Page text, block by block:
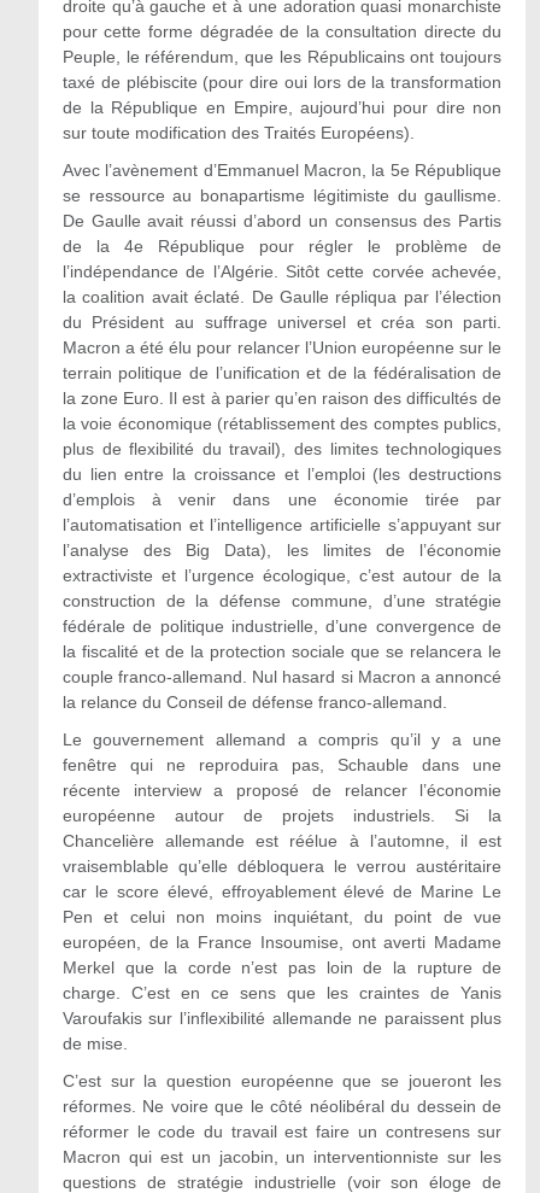
droite qu’à gauche et à une adoration quasi monarchiste
pour cette forme dégradée de la consultation directe du
Peuple, le référendum, que les Républicains ont toujours
taxé de plébiscite (pour dire oui lors de la transformation
de la République en Empire, aujourd’hui pour dire non
sur toute modification des Traités Européens).
Avec l’avènement d’Emmanuel Macron, la 5e République
se ressource au bonapartisme légitimiste du gaullisme.
De Gaulle avait réussi d’abord un consensus des Partis
de la 4e République pour régler le problème de
l’indépendance de l’Algérie. Sitôt cette corvée achevée,
la coalition avait éclaté. De Gaulle répliqua par l’élection
du Président au suffrage universel et créa son parti.
Macron a été élu pour relancer l’Union européenne sur le
terrain politique de l’unification et de la fédéralisation de
la zone Euro. Il est à parier qu’en raison des difficultés de
la voie économique (rétablissement des comptes publics,
plus de flexibilité du travail), des limites technologiques
du lien entre la croissance et l’emploi (les destructions
d’emplois à venir dans une économie tirée par
l’automatisation et l’intelligence artificielle s’appuyant sur
l’analyse des Big Data), les limites de l’économie
extractiviste et l’urgence écologique, c’est autour de la
construction de la défense commune, d’une stratégie
fédérale de politique industrielle, d’une convergence de
la fiscalité et de la protection sociale que se relancera le
couple franco-allemand. Nul hasard si Macron a annoncé
la relance du Conseil de défense franco-allemand.
Le gouvernement allemand a compris qu’il y a une
fenêtre qui ne reproduira pas, Schauble dans une
récente interview a proposé de relancer l’économie
européenne autour de projets industriels. Si la
Chancelière allemande est réélue à l’automne, il est
vraisemblable qu’elle débloquera le verrou austéritaire
car le score élevé, effroyablement élevé de Marine Le
Pen et celui non moins inquiétant, du point de vue
européen, de la France Insoumise, ont averti Madame
Merkel que la corde n’est pas loin de la rupture de
charge. C’est en ce sens que les craintes de Yanis
Varoufakis sur l’inflexibilité allemande ne paraissent plus
de mise.
C’est sur la question européenne que se joueront les
réformes. Ne voire que le côté néolibéral du dessein de
réformer le code du travail est faire un contresens sur
Macron qui est un jacobin, un interventionniste sur les
questions de stratégie industrielle (voir son éloge de